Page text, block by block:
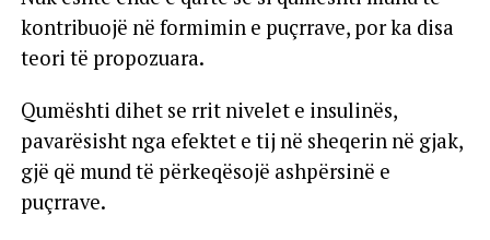
kontribuojë në formimin e puçrrave, por ka disa
teori të propozuara.
Qumështi dihet se rrit nivelet e insulinës,
pavarësisht nga efektet e tij në sheqerin në gjak,
gjë që mund të përkeqësojë ashpërsinë e
puçrrave.